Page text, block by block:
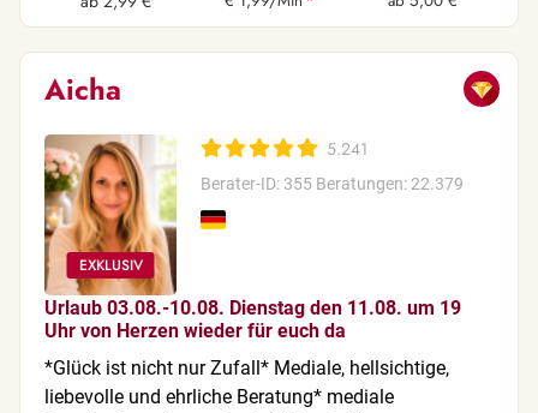
Aicha
5.241
Berater-ID: 355 Beratungen: 22.379
Urlaub 03.08.-10.08. Dienstag den 11.08. um 19
Uhr von Herzen wieder für euch da
*Glück ist nicht nur Zufall* Mediale, hellsichtige,
liebevolle und ehrliche Beratung* mediale